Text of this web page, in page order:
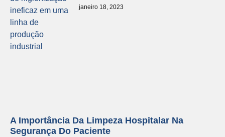
janeiro 18, 2023
A Importância Da Limpeza Hospitalar Na
Segurança Do Paciente